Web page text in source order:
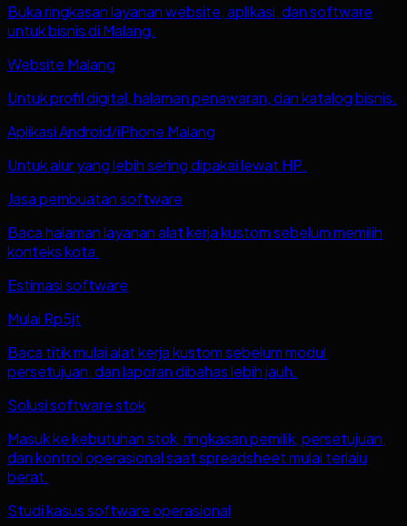
Buka ringkasan layanan website, aplikasi, dan software
untuk bisnis di Malang.
Website Malang
Untuk profil digital, halaman penawaran, dan katalog bisnis.
Aplikasi Android/iPhone Malang
Untuk alur yang lebih sering dipakai lewat HP.
Jasa pembuatan software
Baca halaman layanan alat kerja kustom sebelum memilih
konteks kota.
Estimasi software
Mulai Rp5jt
Baca titik mulai alat kerja kustom sebelum modul,
persetujuan, dan laporan dibahas lebih jauh.
Solusi software stok
Masuk ke kebutuhan stok, ringkasan pemilik, persetujuan,
dan kontrol operasional saat spreadsheet mulai terlalu
berat.
Studi kasus software operasional